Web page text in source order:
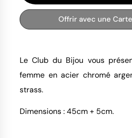
Offrir avec une
Le Club du Bijou vous
femme en acier chromé
strass.
Dimensions : 45cm + 5cm.